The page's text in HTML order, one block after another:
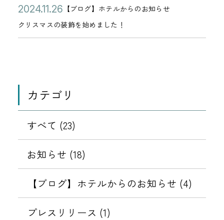
クリスマスの装飾を始めました！
公
開
日
2
0
2
月
6
カ
テ
【ブログ】ホテルからのお知らせ
ク
リ
ス
の
飾
を
始
ま
た
カテゴリ
すべて (23)
お知らせ (18)
【ブログ】ホテルからのお知らせ (4)
プレスリリース (1)